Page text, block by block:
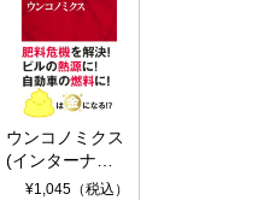
ウンコノミクス
(インターナシ
ョナル新書)
¥1,045（税込）